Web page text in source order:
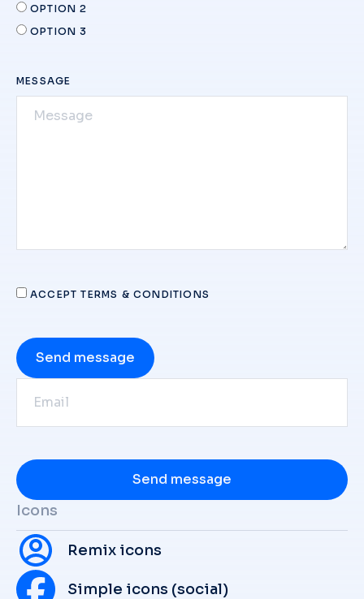
OPTION 2
OPTION 3
MESSAGE
ACCEPT TERMS & CONDITIONS
Send message
Send message
Icons
Remix icons
Simple icons (social)